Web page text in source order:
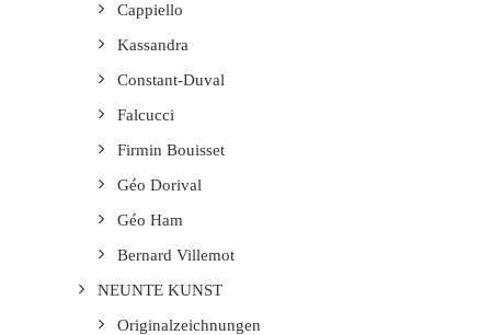
Cappiello
Kassandra
Constant-Duval
Falcucci
Firmin Bouisset
Géo Dorival
Géo Ham
Bernard Villemot
NEUNTE KUNST
Originalzeichnungen